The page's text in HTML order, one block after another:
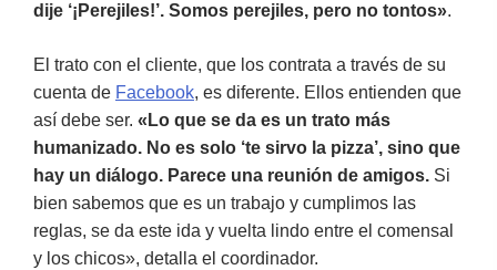
dije ‘¡Perejiles!’. Somos perejiles, pero no tontos».
El trato con el cliente, que los contrata a través de su
cuenta de Facebook, es diferente. Ellos entienden que
así debe ser. «Lo que se da es un trato más
humanizado. No es solo ‘te sirvo la pizza’, sino que
hay un diálogo. Parece una reunión de amigos. Si
bien sabemos que es un trabajo y cumplimos las
reglas, se da este ida y vuelta lindo entre el comensal
y los chicos», detalla el coordinador.